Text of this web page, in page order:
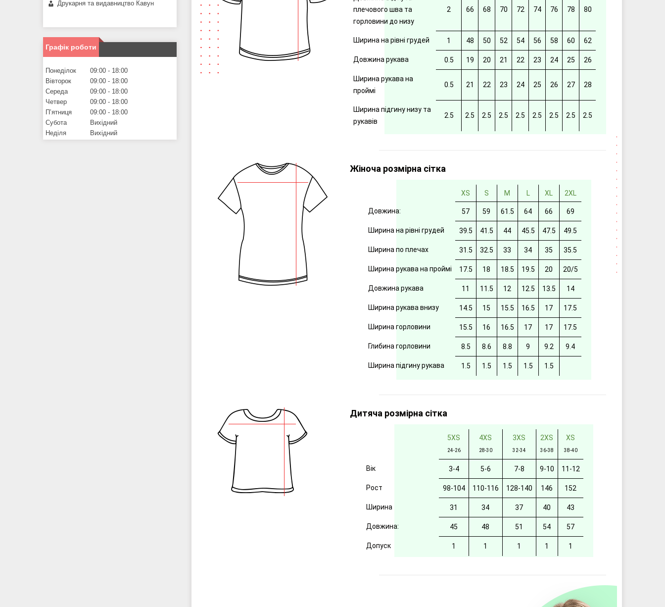
плечового шва та
горловини до низу
2 66 68 70 72 74 76 78 80
Ширина на рівні грудей 1 48 50 52 54 56 58 60 62
Довжина рукава 0.5 19 20 21 22 23 24 25 26
Ширина рукава на
проймі
0.5 21 22 23 24 25 26 27 28
Ширина підгину низу та
рукавів
2.5 2.5 2.5 2.5 2.5 2.5 2.5 2.5 2.5
Жіноча розмірна сітка
XS S M L XL 2XL
Довжина: 57 59 61.5 64 66 69
Ширина на рівні грудей 39.5 41.5 44 45.5 47.5 49.5
Ширина по плечах 31.5 32.5 33 34 35 35.5
Ширина рукава на проймі 17.5 18 18.5 19.5 20 20/5
Довжина рукава 11 11.5 12 12.5 13.5 14
Ширина рукава внизу 14.5 15 15.5 16.5 17 17.5
Ширина горловини 15.5 16 16.5 17 17 17.5
Глибина горловини 8.5 8.6 8.8 9 9.2 9.4
Ширина підгину рукава 1.5 1.5 1.5 1.5 1.5
Дитяча розмірна сітка
5XS
24-26
4XS
28-30
3XS
32-34
2XS
36-38
XS
38-40
Вік 3-4 5-6 7-8 9-10 11-12
Рост 98-104 110-116 128-140 146 152
Ширина 31 34 37 40 43
Довжина: 45 48 51 54 57
Допуск 1 1 1 1 1
Друкарня та видавництво Кавун
Графік роботи
Понеділок 09:00
18:00
Вівторок
09:00
18:00
Середа
09:00
18:00
Четвер
09:00
18:00
Пʼятниця
09:00
18:00
Субота
Вихідний
Неділя
Вихідний